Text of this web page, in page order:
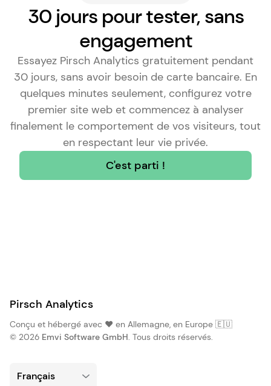
30 jours pour tester, sans
engagement
Essayez Pirsch Analytics gratuitement pendant
30 jours, sans avoir besoin de carte bancaire. En
quelques minutes seulement, configurez votre
premier site web et commencez à analyser
finalement le comportement de vos visiteurs, tout
en respectant leur vie privée.
C'est parti !
Pirsch Analytics
Conçu et hébergé avec ❤️ en Allemagne, en Europe 🇪🇺
© 2026 Emvi Software GmbH. Tous droits réservés.